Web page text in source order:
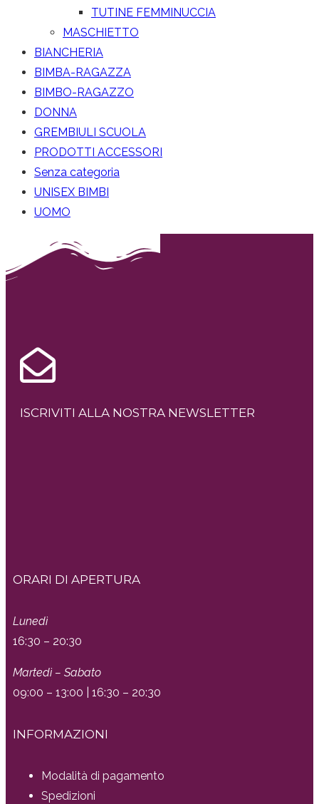
TUTINE FEMMINUCCIA
MASCHIETTO
BIANCHERIA
BIMBA-RAGAZZA
BIMBO-RAGAZZO
DONNA
GREMBIULI SCUOLA
PRODOTTI ACCESSORI
Senza categoria
UNISEX BIMBI
UOMO
ISCRIVITI ALLA NOSTRA NEWSLETTER
ORARI DI APERTURA
Lunedì
16:30 – 20:30
Martedì – Sabato
09:00 – 13:00 | 16:30 – 20:30
INFORMAZIONI
Modalità di pagamento
Spedizioni